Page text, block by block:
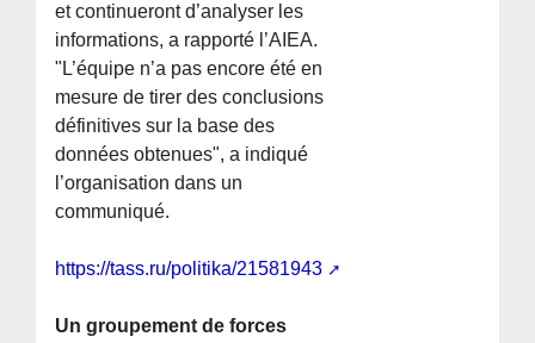
et continueront d’analyser les
informations, a rapporté l’AIEA.
"L’équipe n’a pas encore été en
mesure de tirer des conclusions
définitives sur la base des
données obtenues", a indiqué
l’organisation dans un
communiqué.
https://tass.ru/politika/21581943
Un groupement de forces